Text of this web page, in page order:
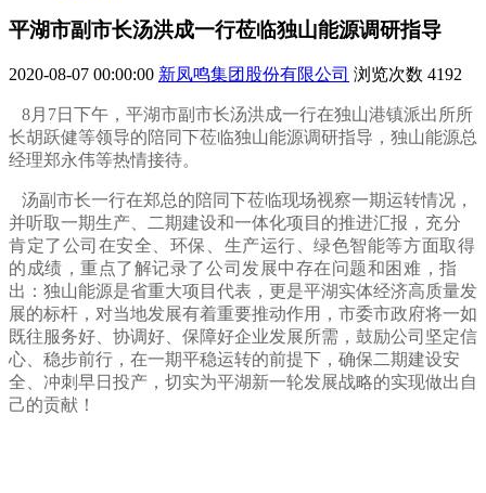
平湖市副市长汤洪成一行莅临独山能源调研指导
2020-08-07 00:00:00 新凤鸣集团股份有限公司 浏览次数 4192
8月7日下午，平湖市副市长汤洪成一行在独山港镇派出所所
长胡跃健等领导的陪同下莅临独山能源调研指导，独山能源总
经理郑永伟等热情接待。
汤副市长一行在郑总的陪同下莅临现场视察一期运转情况，
并听取一期生产、二期建设和一体化项目的推进汇报， 充分
肯定了公司在安全、环保、生产运行、绿色智能等方面取得
的成绩，重点了解记录了公司发展中存在问题和困难，指
出：独山能源是省重大项目代表，更是平湖实体经济高质量发
展的标杆，对当地发展有着重要推动作用，市委市政府将一如
既往服务好、协调好、保障好企业发展所需，鼓励公司坚定信
心、稳步前行，在一期平稳运转的前提下，确保二期建设安
全、冲刺早日投产，切实为平湖新一轮发展战略的实现做出自
己的贡献！